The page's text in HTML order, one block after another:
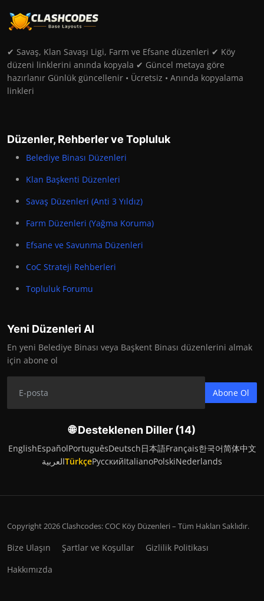
✔ Savaş, Klan Savaşı Ligi, Farm ve Efsane düzenleri ✔ Köy
düzeni linklerini anında kopyala ✔ Güncel metaya göre
hazırlanır Günlük güncellenir • Ücretsiz • Anında kopyalama
linkleri
Düzenler, Rehberler ve Topluluk
Belediye Binası Düzenleri
Klan Başkenti Düzenleri
Savaş Düzenleri (Anti 3 Yıldız)
Farm Düzenleri (Yağma Koruma)
Efsane ve Savunma Düzenleri
CoC Strateji Rehberleri
Topluluk Forumu
Yeni Düzenleri Al
En yeni Belediye Binası veya Başkent Binası düzenlerini almak
için abone ol
Abone Ol
🌐 Desteklenen Diller (14)
EnglishEspañolPortuguêsDeutsch日本語Français한국어简体中文
العربيةTürkçeРусскийItalianoPolskiNederlands
Copyright 2026 Clashcodes: COC Köy Düzenleri – Tüm Hakları Saklıdır.
Bize Ulaşın Şartlar ve Koşullar
Gizlilik Politikası
Hakkımızda